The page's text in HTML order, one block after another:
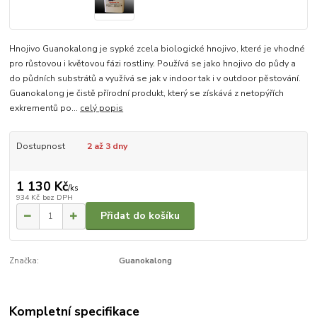
Hnojivo Guanokalong je sypké zcela biologické hnojivo, které je vhodné
pro růstovou i květovou fázi rostliny. Používá se jako hnojivo do půdy a
do půdních substrátů a využívá se jak v indoor tak i v outdoor pěstování.
Guanokalong je čistě přírodní produkt, který se získává z netopýřích
exkrementů po... celý popis
Dostupnost 2 až 3 dny
1 130 Kč/ks
934 Kč bez DPH
Přidat do košíku
Značka: Guanokalong
Kompletní specifikace